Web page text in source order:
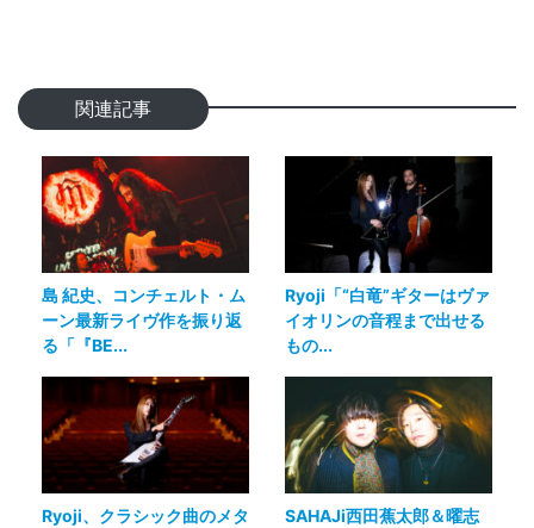
関連記事
島 紀史、コンチェルト・ム
ーン最新ライヴ作を振り返
る「『BE...
Ryoji「“白竜”ギターはヴァ
イオリンの音程まで出せる
もの...
Ryoji、クラシック曲のメタ
SAHAJi西田蕉太郎＆曜志